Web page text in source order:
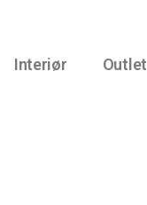
Interiør Outlet